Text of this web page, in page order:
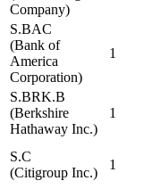
Company)
S.BAC
(Bank of
America
Corporation)
1
S.BRK.B
(Berkshire
Hathaway Inc.)
1
S.C
(Citigroup Inc.)
1